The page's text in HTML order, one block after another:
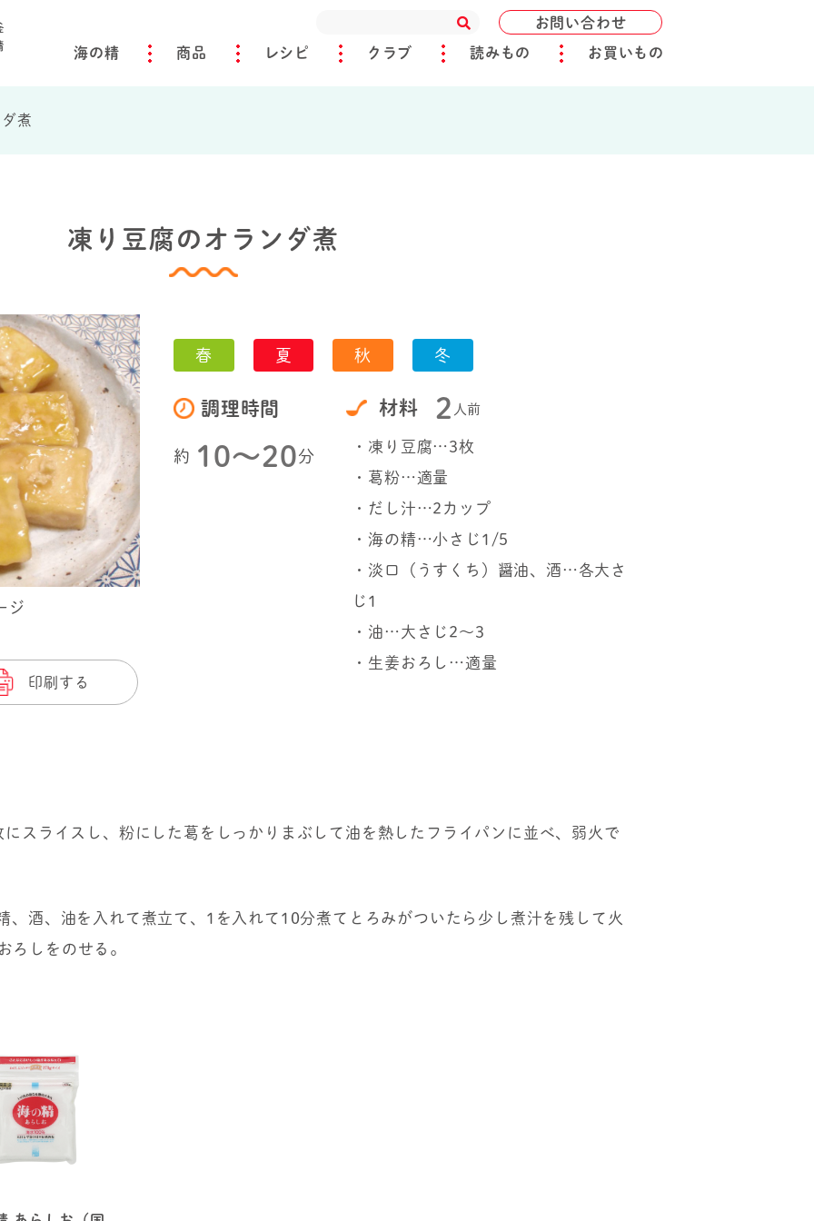
お問い合わせ
海の精 商品 レシピ クラブ 読みもの お買いもの
煮
凍り豆腐のオランダ煮
ジ
印刷する
春 夏 秋 冬
調理時間
約 10〜20分
材料 2 人前
・凍り豆腐…3枚
・葛粉…適量
・だし汁…2カップ
・海の精…小さじ1/5
・淡口（うすくち）醤油、酒…各大さ
じ1
・油…大さじ2～3
・生姜おろし…適量
スライスし、粉にした葛をしっかりまぶして油を熱したフライパンに並べ、弱火で
、酒、油を入れて煮立て、1を入れて10分煮てとろみがついたら少し煮汁を残して火
ろしをのせる。